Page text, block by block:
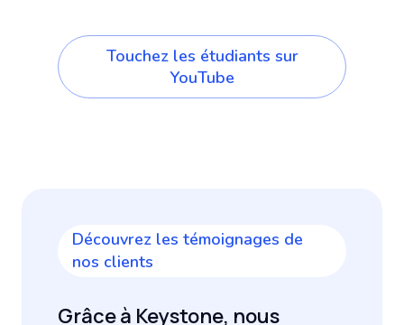
Touchez les étudiants sur
YouTube
Découvrez les témoignages de
nos clients
Grâce à Keystone, nous